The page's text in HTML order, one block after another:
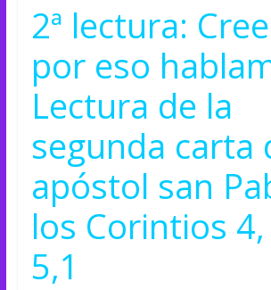
2ª lectura:
por eso
Lectura de la
segunda carta
apóstol san
los Corintios
5,1